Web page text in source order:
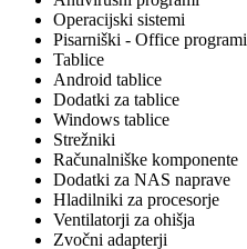
Operacijski sistemi
Pisarniški - Office programi
Tablice
Android tablice
Dodatki za tablice
Windows tablice
Strežniki
Računalniške komponente
Dodatki za NAS naprave
Hladilniki za procesorje
Ventilatorji za ohišja
Zvočni adapterji